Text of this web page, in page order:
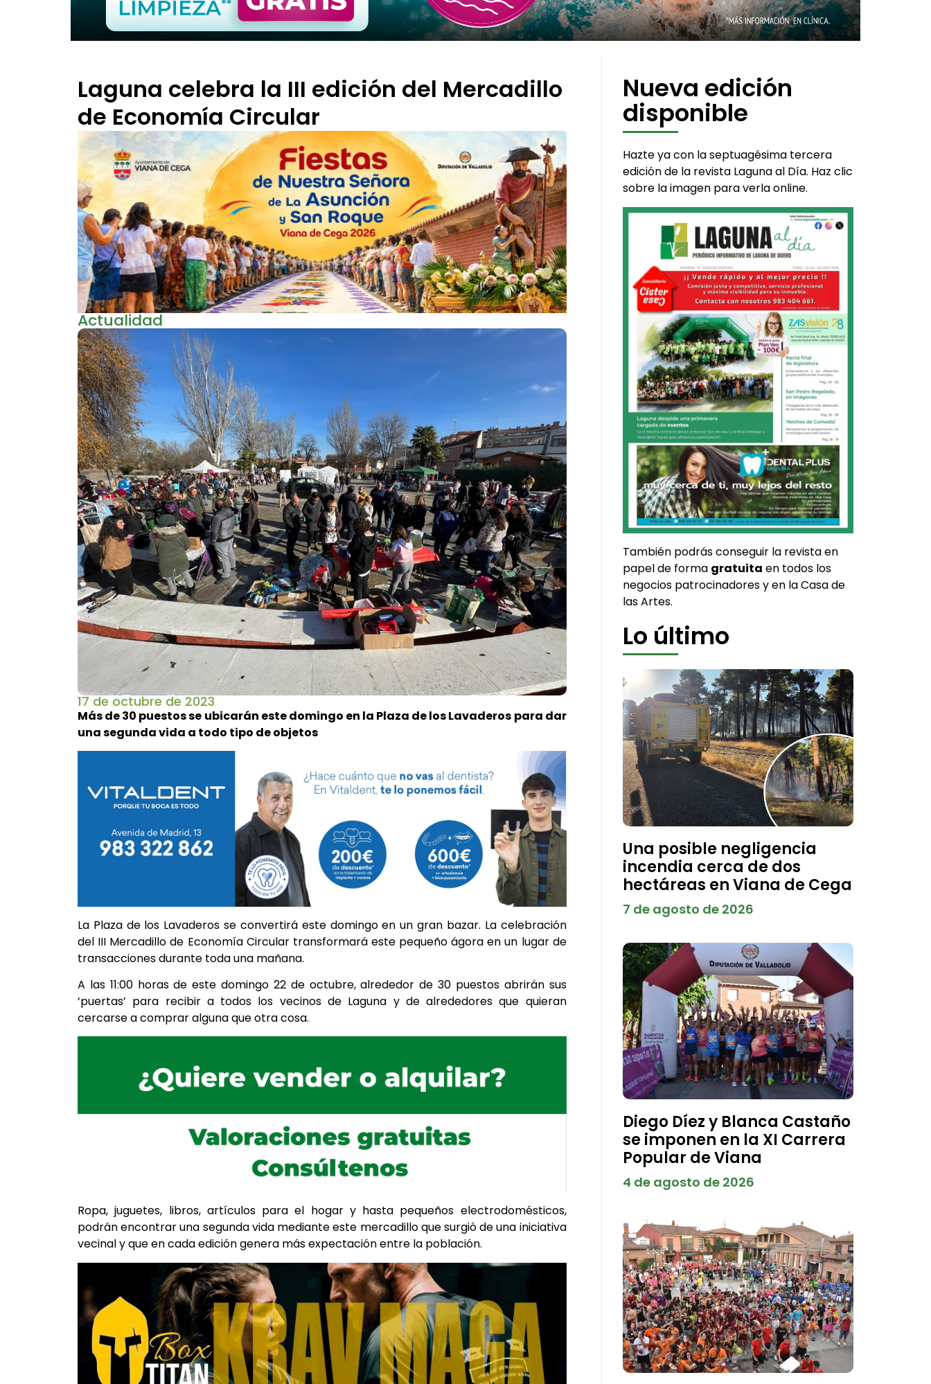
Laguna celebra la III edición del Mercadillo
de Economía Circular
Actualidad
17 de octubre de 2023
Más de 30 puestos se ubicarán este domingo en la Plaza de los Lavaderos para dar
una segunda vida a todo tipo de objetos
La Plaza de los Lavaderos se convertirá este domingo en un gran bazar. La celebración
del III Mercadillo de Economía Circular transformará este pequeño ágora en un lugar de
transacciones durante toda una mañana.
A las 11:00 horas de este domingo 22 de octubre, alrededor de 30 puestos abrirán sus
‘puertas’ para recibir a todos los vecinos de Laguna y de alrededores que quieran
cercarse a comprar alguna que otra cosa.
Ropa, juguetes, libros, artículos para el hogar y hasta pequeños electrodomésticos,
podrán encontrar una segunda vida mediante este mercadillo que surgió de una iniciativa
vecinal y que en cada edición genera más expectación entre la población.
Nueva edición
disponible
Hazte ya con la septuagésima tercera
edición de la revista Laguna al Día. Haz clic
sobre la imagen para verla online.
También podrás conseguir la revista en
papel de forma gratuita en todos los
negocios patrocinadores y en la Casa de
las Artes.
Lo último
Una posible negligencia
incendia cerca de dos
hectáreas en Viana de Cega
7 de agosto de 2026
Diego Díez y Blanca Castaño
se imponen en la XI Carrera
Popular de Viana
4 de agosto de 2026